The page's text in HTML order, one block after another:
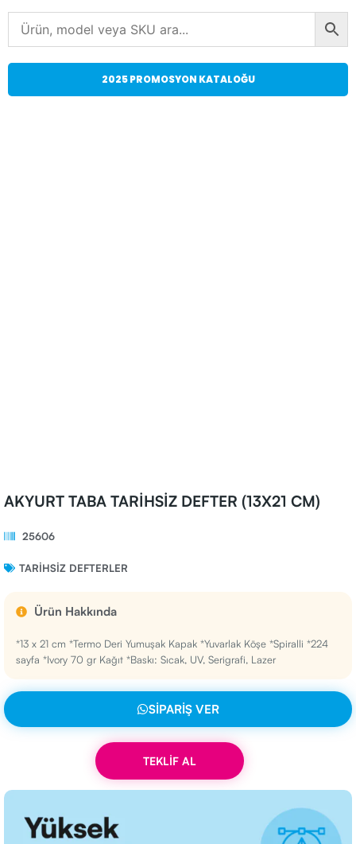
2025 PROMOSYON KATALOĞU
AKYURT TABA TARİHSİZ DEFTER (13X21 CM)
25606
TARIHSIZ DEFTERLER
Ürün Hakkında
*13 x 21 cm *Termo Deri Yumuşak Kapak *Yuvarlak Köşe *Spiralli *224
sayfa *Ivory 70 gr Kağıt *Baskı: Sıcak, UV, Serigrafi, Lazer
SIPARIŞ VER
TEKLİF AL